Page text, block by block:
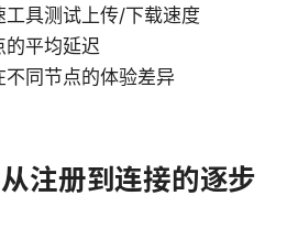
工具测试上传/下载速度
的平均延迟
不同节点的体验差异
注册到连接的逐步